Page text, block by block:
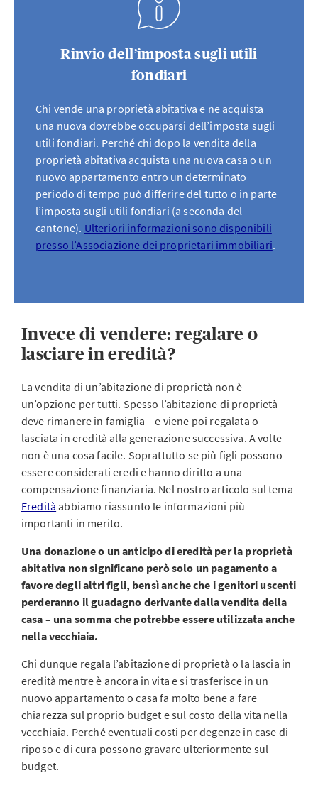
Rinvio dell’imposta sugli utili
fondiari
Chi vende una proprietà abitativa e ne acquista
una nuova dovrebbe occuparsi dell’imposta sugli
utili fondiari. Perché chi dopo la vendita della
proprietà abitativa acquista una nuova casa o un
nuovo appartamento entro un determinato
periodo di tempo può differire del tutto o in parte
l’imposta sugli utili fondiari (a seconda del
cantone). Ulteriori informazioni sono disponibili
presso l’Associazione dei proprietari immobiliari.
Invece di vendere: regalare o
lasciare in eredità?
La vendita di un’abitazione di proprietà non è
un’opzione per tutti. Spesso l’abitazione di proprietà
deve rimanere in famiglia – e viene poi regalata o
lasciata in eredità alla generazione successiva. A volte
non è una cosa facile. Soprattutto se più figli possono
essere considerati eredi e hanno diritto a una
compensazione finanziaria. Nel nostro articolo sul tema
Eredità abbiamo riassunto le informazioni più
importanti in merito.
Una donazione o un anticipo di eredità per la proprietà
abitativa non significano però solo un pagamento a
favore degli altri figli, bensì anche che i genitori uscenti
perderanno il guadagno derivante dalla vendita della
casa – una somma che potrebbe essere utilizzata anche
nella vecchiaia.
Chi dunque regala l’abitazione di proprietà o la lascia in
eredità mentre è ancora in vita e si trasferisce in un
nuovo appartamento o casa fa molto bene a fare
chiarezza sul proprio budget e sul costo della vita nella
vecchiaia. Perché eventuali costi per degenze in case di
riposo e di cura possono gravare ulteriormente sul
budget.